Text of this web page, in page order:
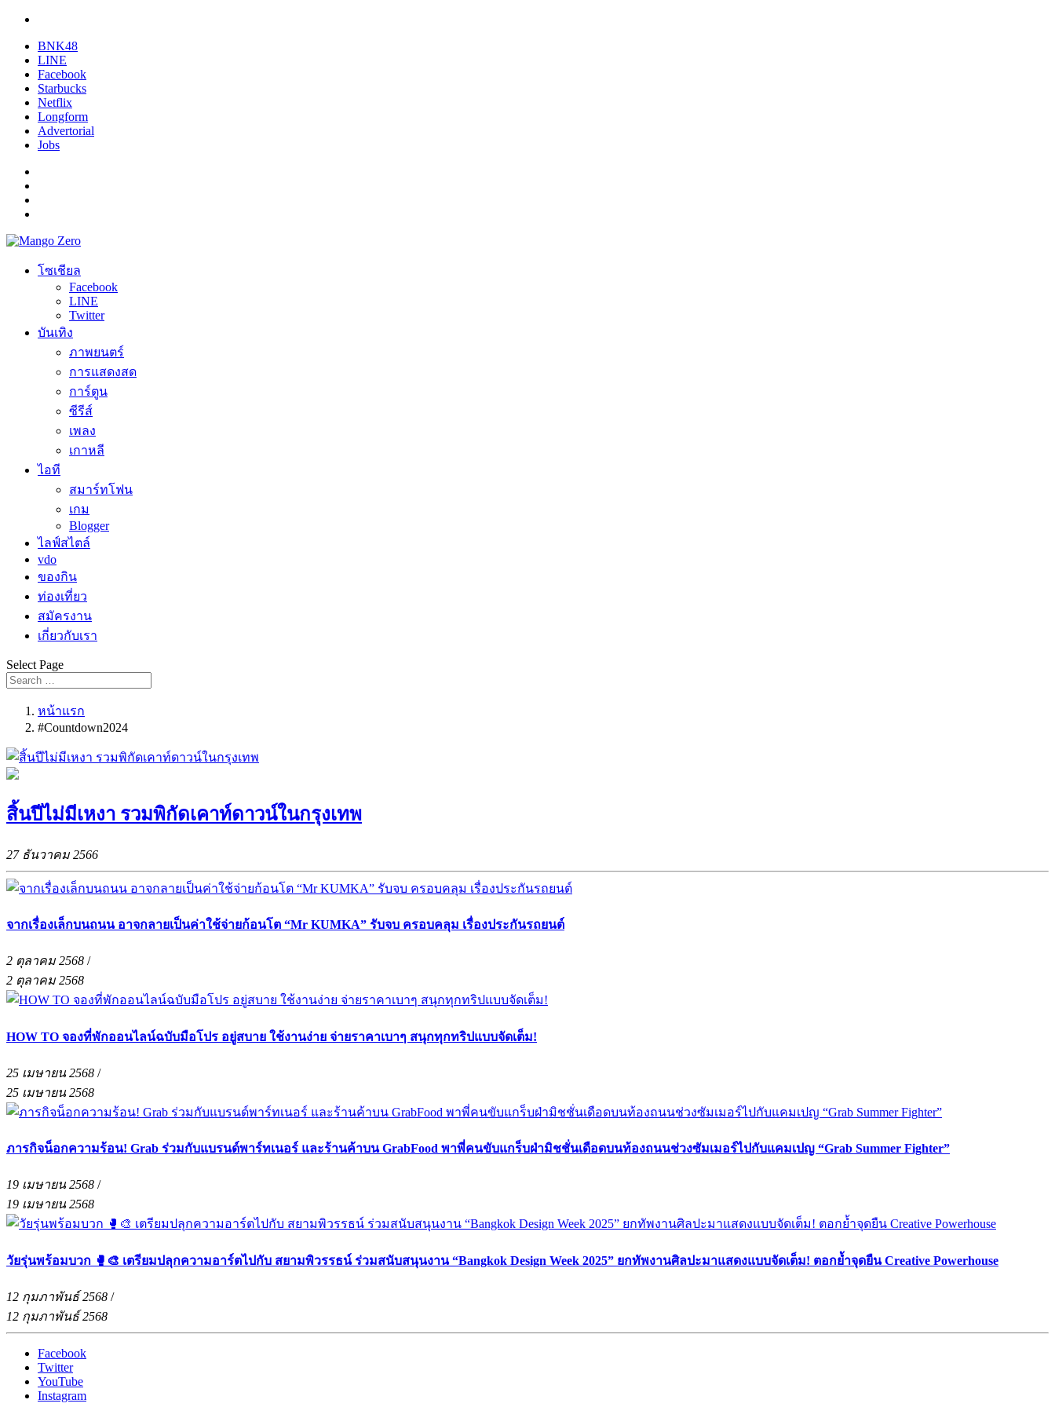
BNK48
LINE
Facebook
Starbucks
Netflix
Longform
Advertorial
Jobs
โซเชียล
Facebook
LINE
Twitter
บันเทิง
ภาพยนตร์
การแสดงสด
การ์ตูน
ซีรีส์
เพลง
เกาหลี
ไอที
สมาร์ทโฟน
เกม
Blogger
ไลฟ์สไตล์
vdo
ของกิน
ท่องเที่ยว
สมัครงาน
เกี่ยวกับเรา
Select Page
หน้าแรก
#Countdown2024
สิ้นปีไม่มีเหงา รวมพิกัดเคาท์ดาวน์ในกรุงเทพ
27 ธันวาคม 2566
จากเรื่องเล็กบนถนน อาจกลายเป็นค่าใช้จ่ายก้อนโต “Mr KUMKA” รับจบ ครอบคลุม เรื่องประกันรถยนต์
2 ตุลาคม 2568 /
2 ตุลาคม 2568
HOW TO จองที่พักออนไลน์ฉบับมือโปร อยู่สบาย ใช้งานง่าย จ่ายราคาเบาๆ สนุกทุกทริปแบบจัดเต็ม!
25 เมษายน 2568 /
25 เมษายน 2568
ภารกิจน็อกความร้อน! Grab ร่วมกับแบรนด์พาร์ทเนอร์ และร้านค้าบน GrabFood พาพี่คนขับแกร็บฝ่ามิชชั่นเดือดบนท้องถนนช่วงซัมเมอร์ไปกับแคมเปญ “Grab Summer Fighter”
19 เมษายน 2568 /
19 เมษายน 2568
วัยรุ่นพร้อมบวก 🥊🎨 เตรียมปลุกความอาร์ตไปกับ สยามพิวรรธน์ ร่วมสนับสนุนงาน “Bangkok Design Week 2025” ยกทัพงานศิลปะมาแสดงแบบจัดเต็ม! ตอกย้ำจุดยืน Creative Powerhouse
12 กุมภาพันธ์ 2568 /
12 กุมภาพันธ์ 2568
Facebook
Twitter
YouTube
Instagram